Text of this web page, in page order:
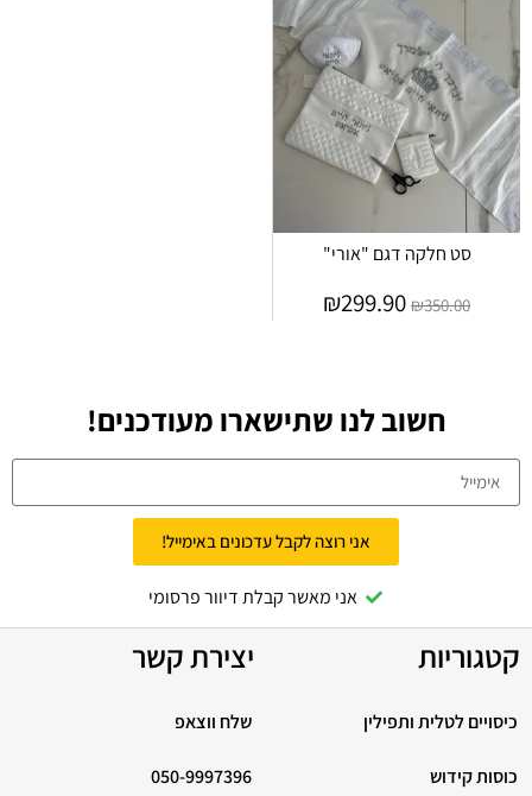
סט חלקה דגם "אורי"
₪350.00
₪299.90
חשוב לנו שתישארו מעודכנים!
אני רוצה לקבל עדכונים באימייל!
אני מאשר קבלת דיוור פרסומי
קטגוריות
כיסויים לטלית ותפילין
כוסות קידוש
יצירת קשר
שלח ווצאפ
050-9997396